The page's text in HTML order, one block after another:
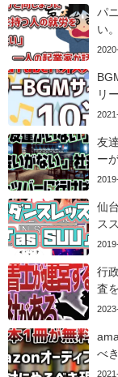
パ
い
リ
友
ー
仙
ス
行
査
べ